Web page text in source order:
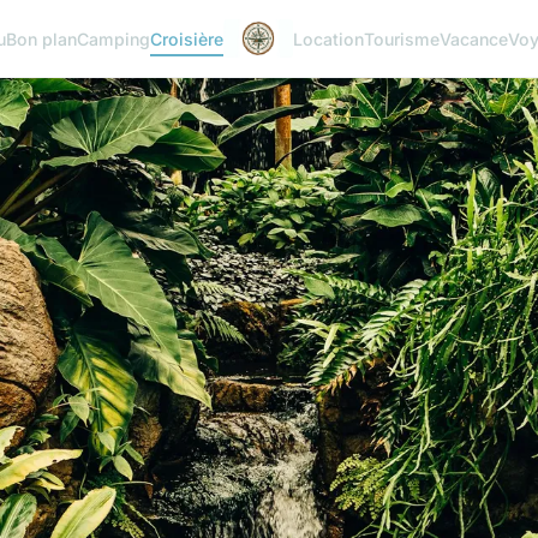
Bon planCampingCroisière LocationTourismeVacance